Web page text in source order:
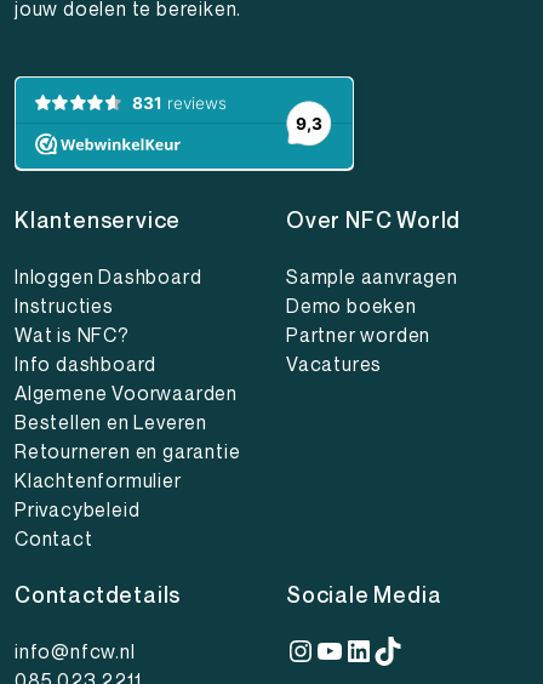
jouw doelen te bereiken.
Klantenservice
Inloggen Dashboard
Instructies
Wat is NFC?
Info dashboard
Algemene Voorwaarden
Bestellen en Leveren
Retourneren en garantie
Klachtenformulier
Privacybeleid
Contact
Over NFC World
Sample aanvragen
Demo boeken
Partner worden
Vacatures
Contactdetails
info@nfcw.nl
Sociale Media
Instagram
YouTube
LinkedIn
TikTok